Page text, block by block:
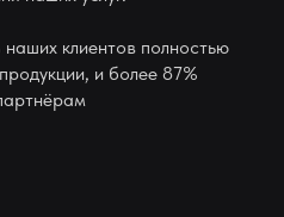
клиентов полностью
и более 87%